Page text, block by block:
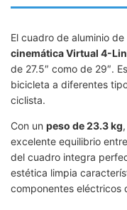
El cuadro de aluminio
cinemática Virtual 4-
de 27.5″ como de 29″.
bicicleta a diferentes
ciclista.
Con un peso de 23.3 kg
excelente equilibrio
del cuadro integra
estética limpia
componentes eléctricos